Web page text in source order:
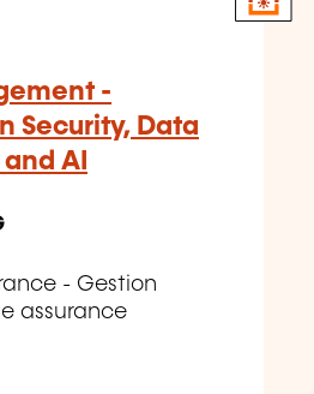
-
Security, Data
AI
- Gestion
assurance